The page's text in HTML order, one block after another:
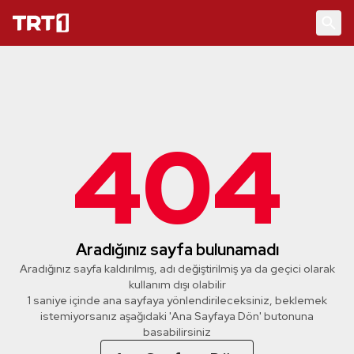
404
Aradığınız sayfa bulunamadı
Aradığınız sayfa kaldırılmış, adı değiştirilmiş ya da geçici olarak
kullanım dışı olabilir
1 saniye içinde ana sayfaya yönlendirileceksiniz, beklemek
istemiyorsanız aşağıdaki 'Ana Sayfaya Dön' butonuna
basabilirsiniz